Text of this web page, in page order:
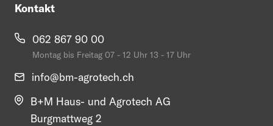
Kontakt
062 867 90 00
Montag bis Freitag 07 - 12 Uhr 13 - 17 Uhr
info@bm-agrotech.ch
B+M Haus- und Agrotech AG
Burgmattweg 2